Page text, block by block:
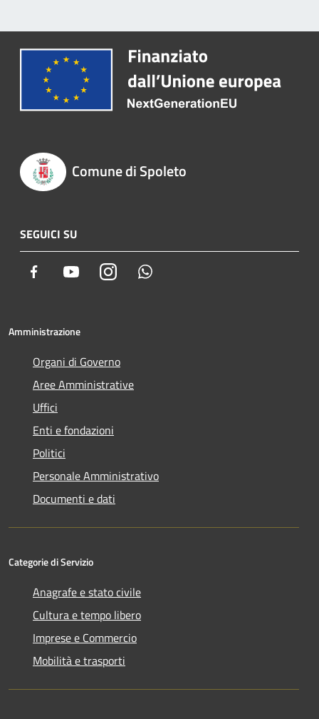
Comune di Spoleto
SEGUICI SU
Facebook YoutubeInstagram
Amministrazione
Organi di Governo
Aree Amministrative
Uffici
Enti e fondazioni
Politici
Personale Amministrativo
Documenti e dati
Categorie di Servizio
Anagrafe e stato civile
Cultura e tempo libero
Imprese e Commercio
Mobilità e trasporti